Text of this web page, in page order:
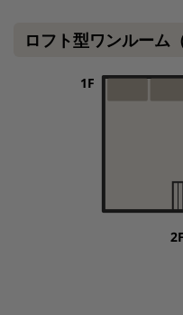
ロフト型ワンルーム